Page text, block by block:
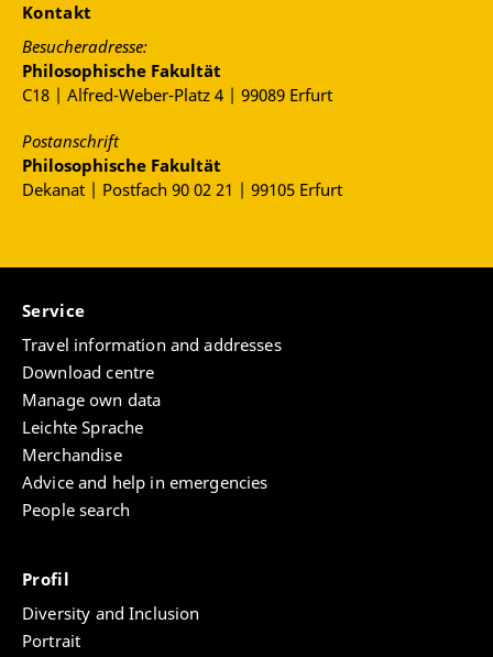
Kontakt
Besucheradresse:
Philosophische Fakultät
C18 | Alfred-Weber-Platz 4 | 99089 Erfurt
Postanschrift
Philosophische Fakultät
Dekanat | Postfach 90 02 21 | 99105 Erfurt
Service
Travel information and addresses
Download centre
Manage own data
Leichte Sprache
Merchandise
Advice and help in emergencies
People search
Profil
Diversity and Inclusion
Portrait